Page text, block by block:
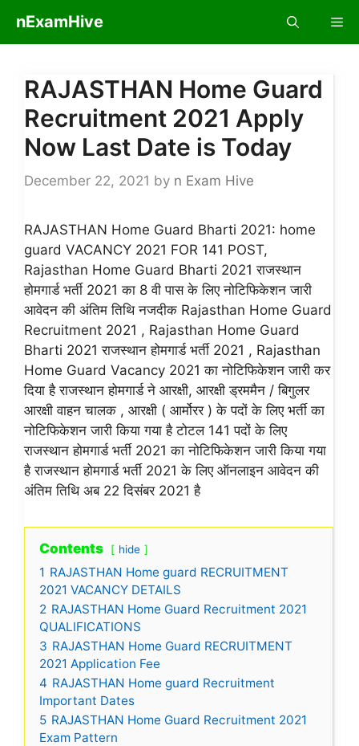
content
nExamHive
RAJASTHAN Home Guard
Recruitment 2021 Apply
Now Last Date is Today
December 22, 2021 by n Exam Hive
RAJASTHAN Home Guard Bharti 2021: home
guard VACANCY 2021 FOR 141 POST,
Rajasthan Home Guard Bharti 2021 राजस्थान
होमगार्ड भर्ती 2021 का 8 वी पास के लिए नोटिफिकेशन जारी
आवेदन की अंतिम तिथि नजदीक Rajasthan Home Guard
Recruitment 2021 , Rajasthan Home Guard
Bharti 2021 राजस्थान होमगार्ड भर्ती 2021 , Rajasthan
Home Guard Vacancy 2021 का नोटिफिकेशन जारी कर
दिया है राजस्थान होमगार्ड ने आरक्षी, आरक्षी ड्रममैन / बिगुलर
आरक्षी वाहन चालक , आरक्षी ( आर्मोरर ) के पदों के लिए भर्ती का
नोटिफिकेशन जारी किया गया है टोटल 141 पदों के लिए
राजस्थान होमगार्ड भर्ती 2021 का नोटिफिकेशन जारी किया गया
है राजस्थान होमगार्ड भर्ती 2021 के लिए ऑनलाइन आवेदन की
अंतिम तिथि अब 22 दिसंबर 2021 है
Contents hide
1 RAJASTHAN Home guard RECRUITMENT
2021 VACANCY DETAILS
2 RAJASTHAN Home Guard Recruitment 2021
QUALIFICATIONS
3 RAJASTHAN Home Guard RECRUITMENT
2021 Application Fee
4 RAJASTHAN Home guard Recruitment
Important Dates
5 RAJASTHAN Home Guard Recruitment 2021
Exam Pattern